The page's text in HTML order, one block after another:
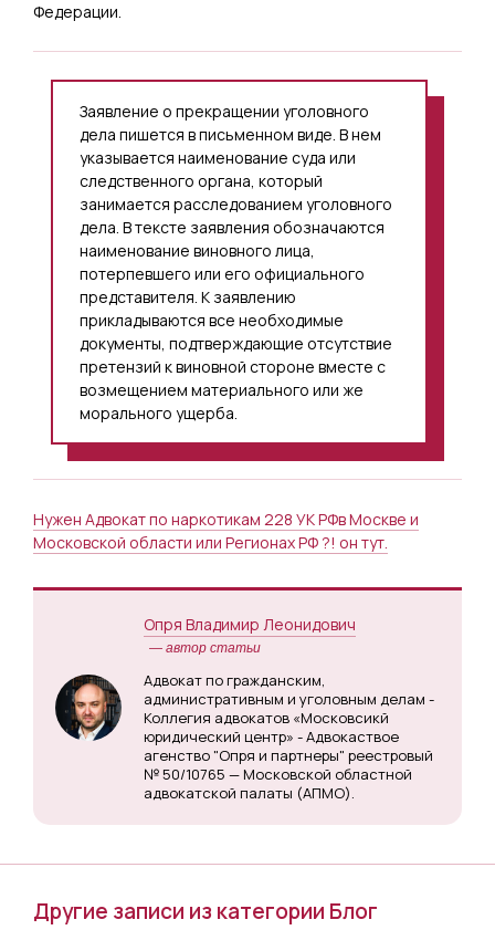
Федерации.
Заявление о прекращении уголовного
дела пишется в письменном виде. В нем
указывается наименование суда или
следственного органа, который
занимается расследованием уголовного
дела. В тексте заявления обозначаются
наименование виновного лица,
потерпевшего или его официального
представителя. К заявлению
прикладываются все необходимые
документы, подтверждающие отсутствие
претензий к виновной стороне вместе с
возмещением материального или же
морального ущерба.
Нужен Адвокат по наркотикам 228 УК РФв Москве и
Московской области или Регионах РФ ?! он тут.
Опря Владимир Леонидович
— автор статьи
Адвокат по гражданским,
административным и уголовным делам -
Коллегия адвокатов «Московсикй
юридический центр» - Адвокаствое
агенство "Опря и партнеры" реестровый
№ 50/10765 — Московской областной
адвокатской палаты (АПМО).
Другие записи из категории Блог